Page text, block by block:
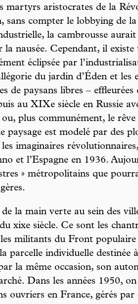
martyrs aristocrates de la
sans compter le lobbying de
la cambrousse aurait
la nausée. Cependant, il existe
éclipsée par
du jardin d’Éden et les
de paysans libres – effleurées
au XIXe siècle en Russie
ou, plus communément, le rêve
paysage est modelé par des
imaginaires
et l’Espagne en 1936.
» métropolitains que
la main verte au sein des
xixe siècle. Ce sont les
militants du Front
parcelle individuelle destinée
la même occasion, son
Dans les années 1950,
ouvriers en France, gérés par